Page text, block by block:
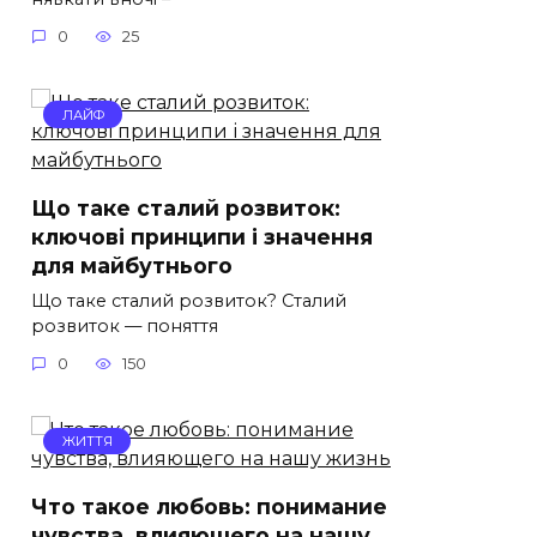
0 25
ЛАЙФ
Що таке сталий розвиток:
ключові принципи і значення
для майбутнього
Що таке сталий розвиток? Сталий
розвиток — поняття
0 150
ЖИТТЯ
Что такое любовь: понимание